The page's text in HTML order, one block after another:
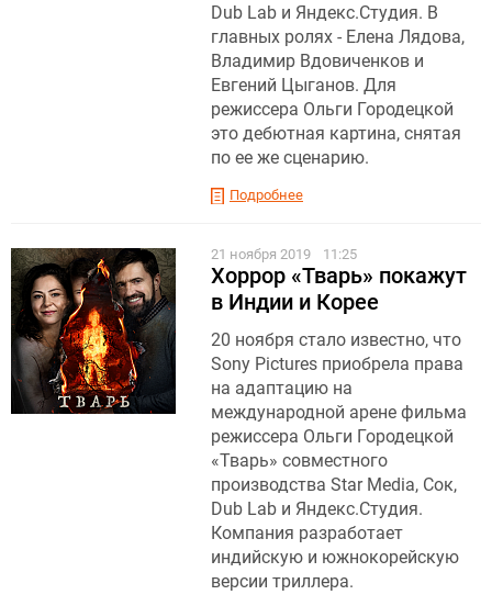
Dub Lab и Яндекс.Студия. В
главных ролях - Елена Лядова,
Владимир Вдовиченков и
Евгений Цыганов. Для
режиссера Ольги Городецкой
это дебютная картина, снятая
по ее же сценарию.
Подробнее
21 ноября 2019 11:25
Хоррор «Тварь» покажут
в Индии и Корее
20 ноября стало известно, что
Sony Pictures приобрела права
на адаптацию на
международной арене фильма
режиссера Ольги Городецкой
«Тварь» совместного
производства Star Media, Сок,
Dub Lab и Яндекс.Студия.
Компания разработает
индийскую и южнокорейскую
версии триллера.